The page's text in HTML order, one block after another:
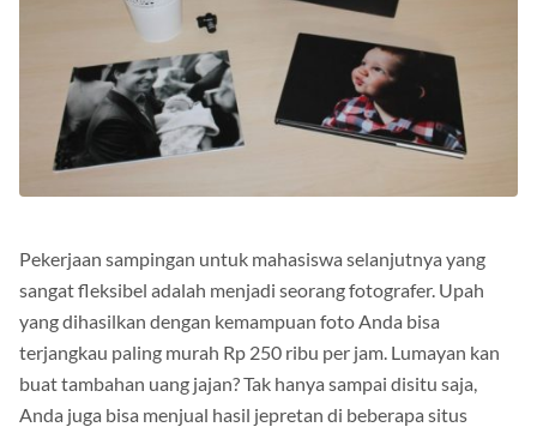
Pekerjaan sampingan untuk mahasiswa selanjutnya yang
sangat fleksibel adalah menjadi seorang fotografer. Upah
yang dihasilkan dengan kemampuan foto Anda bisa
terjangkau paling murah Rp 250 ribu per jam. Lumayan kan
buat tambahan uang jajan?Tak hanya sampai disitu saja,
Anda juga bisa menjual hasil jepretan di beberapa situs